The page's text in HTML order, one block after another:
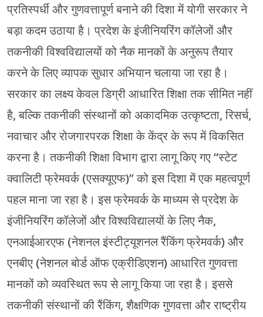
प्रतिस्पर्धी और गुणवत्तापूर्ण बनाने की दिशा में योगी सरकार ने
बड़ा कदम उठाया है। प्रदेश के इंजीनियरिंग कॉलेजों और
तकनीकी विश्वविद्यालयों को नैक मानकों के अनुरूप तैयार
करने के लिए व्यापक सुधार अभियान चलाया जा रहा है।
सरकार का लक्ष्य केवल डिग्री आधारित शिक्षा तक सीमित नहीं
है, बल्कि तकनीकी संस्थानों को अकादमिक उत्कृष्टता, रिसर्च,
नवाचार और रोजगारपरक शिक्षा के केंद्र के रूप में विकसित
करना है। तकनीकी शिक्षा विभाग द्वारा लागू किए गए “स्टेट
क्वालिटी फ्रेमवर्क (एसक्यूएफ)” को इस दिशा में एक महत्वपूर्ण
पहल माना जा रहा है। इस फ्रेमवर्क के माध्यम से प्रदेश के
इंजीनियरिंग कॉलेजों और विश्वविद्यालयों के लिए नैक,
एनआईआरएफ (नेशनल इंस्टीट्यूशनल रैंकिंग फ्रेमवर्क) और
एनबीए (नेशनल बोर्ड ऑफ एक्रीडिएशन) आधारित गुणवत्ता
मानकों को व्यवस्थित रूप से लागू किया जा रहा है। इससे
तकनीकी संस्थानों की रैंकिंग, शैक्षणिक गुणवत्ता और राष्ट्रीय